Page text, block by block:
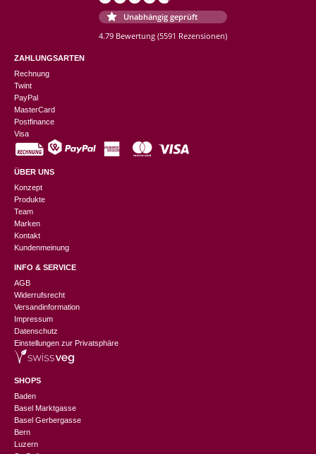
Unabhängig geprüft
4.79 Bewertung (5591 Rezensionen)
ZAHLUNGSARTEN
Rechnung
Twint
PayPal
MasterCard
Postfinance
Visa
ÜBER UNS
Konzept
Produkte
Team
Marken
Kontakt
Kundenmeinung
INFO & SERVICE
AGB
Widerrufsrecht
Versandinformation
Impressum
Datenschutz
Einstellungen zur Privatsphäre
SHOPS
Baden
Basel Marktgasse
Basel Gerbergasse
Bern
Luzern